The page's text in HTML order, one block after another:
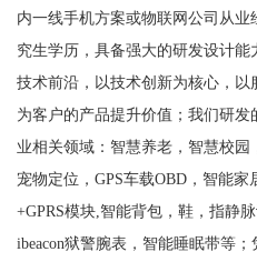
内一线手机方案或物联网公司从
究生学历，具备强大的研发设计
技术前沿，以技术创新为核心，以
为客户的产品提升价值；我们研
业相关领域：智慧养老，智慧校园
宠物定位，GPS车载OBD，智能家
+GPRS模块,智能背包，鞋，指静
ibeacon狱警腕表，智能睡眠带等